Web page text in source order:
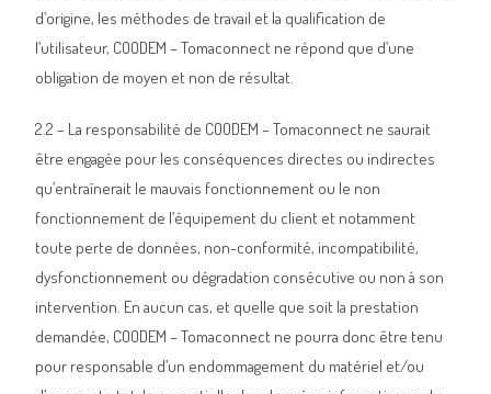
d’origine, les méthodes de travail et la qualification de
l’utilisateur, COODEM – Tomaconnect ne répond que d’une
obligation de moyen et non de résultat.
2.2 – La responsabilité de COODEM – Tomaconnect ne saurait
être engagée pour les conséquences directes ou indirectes
qu’entraînerait le mauvais fonctionnement ou le non
fonctionnement de l’équipement du client et notamment
toute perte de données, non-conformité, incompatibilité,
dysfonctionnement ou dégradation consécutive ou non à son
intervention. En aucun cas, et quelle que soit la prestation
demandée, COODEM – Tomaconnect ne pourra donc être tenu
pour responsable d’un endommagement du matériel et/ou